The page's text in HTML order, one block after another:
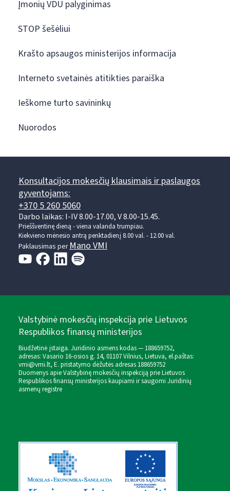
Įmonių VDU palyginimas
STOP šešėliui
Krašto apsaugos ministerijos informacija
Interneto svetainės atitikties paraiška
Ieškome turto savininkų
Nuorodos
Konsultacijos mokesčių klausimais ir paslaugos
gyventojams:
+370 5 260 5060
Darbo laikas: I-IV 8.00-17.00, V 8.00-15.45.
Prieššventinę dieną - viena valanda trumpiau.
Kiekvieno mėnesio antrą penktadienį 8.00 val. - 12.00 val.
Paklausimas perMano VMI
Valstybinė mokesčių inspekcija prie Lietuvos
Respublikos finansų ministerijos
Biudžetinė įstaiga. Juridinio asmens kodas — 188659752,
adresas: Vasario 16-osios g. 14, 01107 Vilnius, Lietuva, el.paštas:
vmi@vmi.lt, E. pristatymo dėžutės adresas 188659752
Duomenys apie Valstybinę mokesčių inspekciją prie Lietuvos
Respublikos finansų ministerijos kaupiami ir saugomi Juridinių
asmenų registre